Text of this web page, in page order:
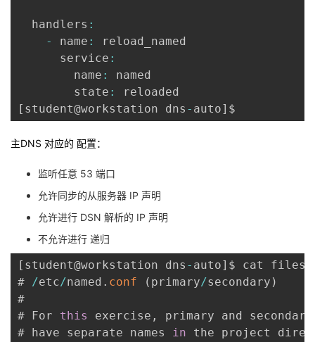
  handlers
:
-
name :
reload_named
      service
:
        name
:
named
        state
:
[ student@workstation dns - auto]
主DNS 对应的 配置：
监听任意 53 端口
允许同步的从服务器 IP 声明
允许进行 DSN 解析的 IP 声明
不允许进行 递归
[ student@workstation dns - auto] $ cat files
# /etc/named . conf ( primary/secondary )
#
# For this exercise ,
primary and secondary
# have separate names in the project